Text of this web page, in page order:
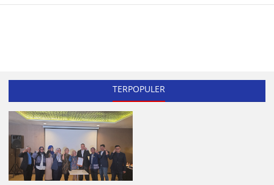
TERPOPULER